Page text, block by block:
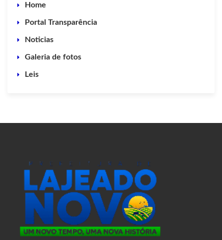
Home
Portal Transparência
Noticias
Galeria de fotos
Leis